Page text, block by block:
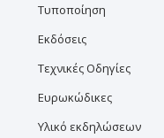
Τυποποίηση
Εκδόσεις
Τεχνικές Οδηγίες
Ευρωκώδικες
Υλικό εκδηλώσεων